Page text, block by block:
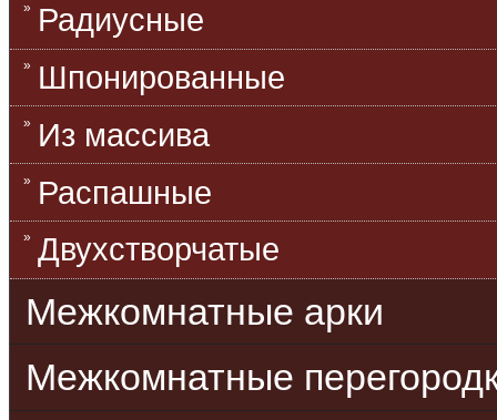
Радиусные
Шпонированные
Из массива
Распашные
Двухстворчатые
Межкомнатные арки
Межкомнатные